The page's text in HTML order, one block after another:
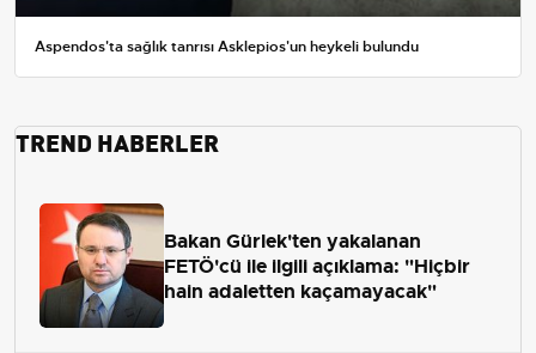
Aspendos'ta sağlık tanrısı Asklepios'un heykeli bulundu
TREND HABERLER
Bakan Gürlek'ten yakalanan
FETÖ'cü ile ilgili açıklama: "Hiçbir
hain adaletten kaçamayacak"